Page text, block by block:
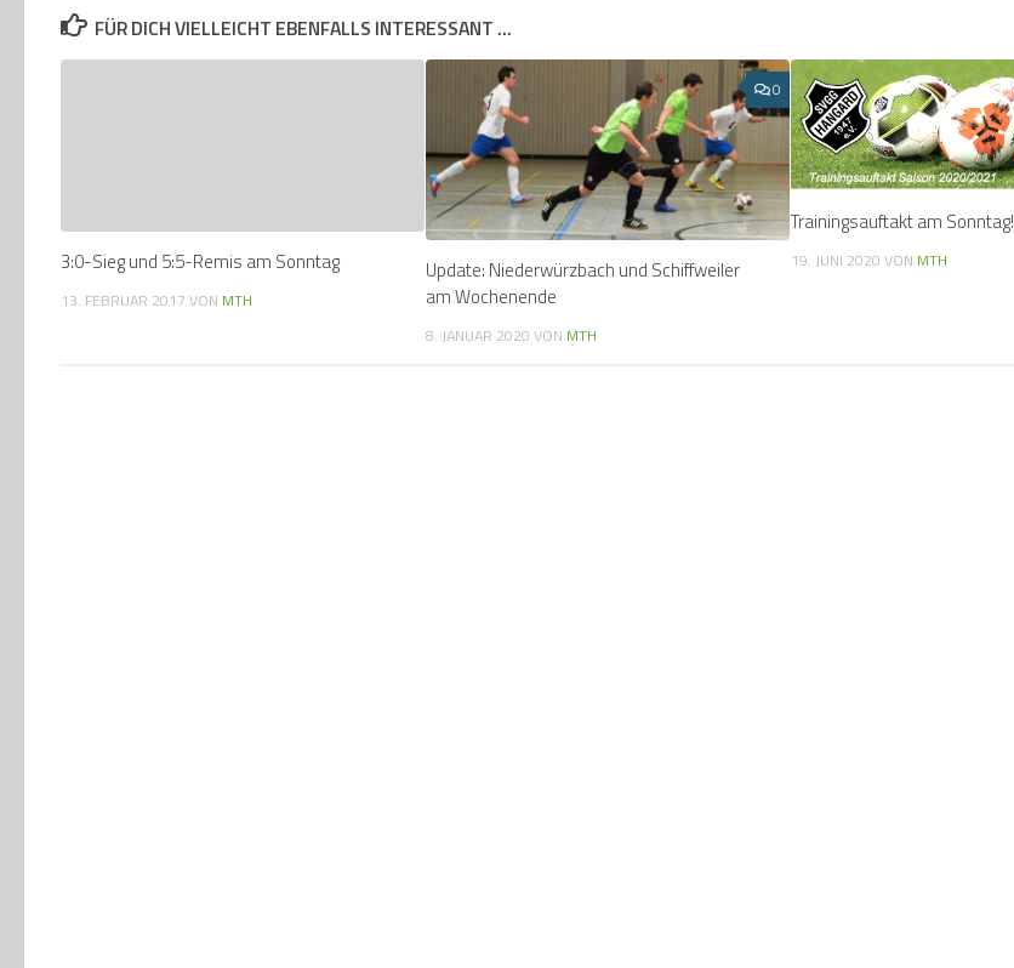
FÜR DICH VIELLEICHT EBENFALLS INTERESSANT …
3:0-Sieg und 5:5-Remis am Sonntag
13. FEBRUAR 2017 VON MTH
0
Update: Niederwürzbach und Schiffweiler
am Wochenende
8. JANUAR 2020 VON MTH
Trainingsauftakt am Sonntag!
19. JUNI 2020 VON MTH